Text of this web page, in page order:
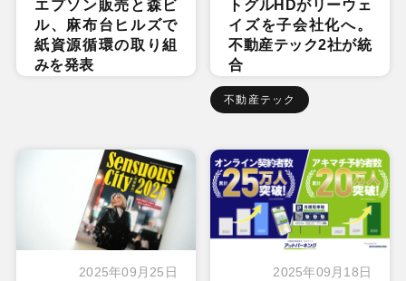
エプソン販売と森ビ
ル、麻布台ヒルズで
紙資源循環の取り組
みを発表
トグルHDがリーウェ
イズを子会社化へ。
不動産テック2社が統
合
不動産テック
2025年09月25日 2025年09月18日